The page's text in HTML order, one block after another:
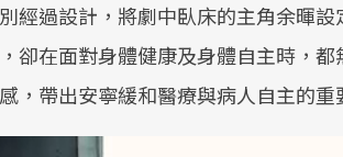
經過設計，將劇中臥床的主角余暉
卻在面對身體健康及身體自主時，
，帶出安寧緩和醫療與病人自主的重